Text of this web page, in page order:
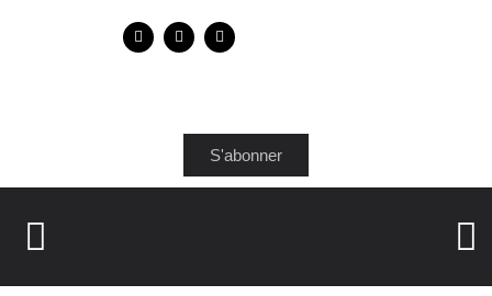
S'abonner